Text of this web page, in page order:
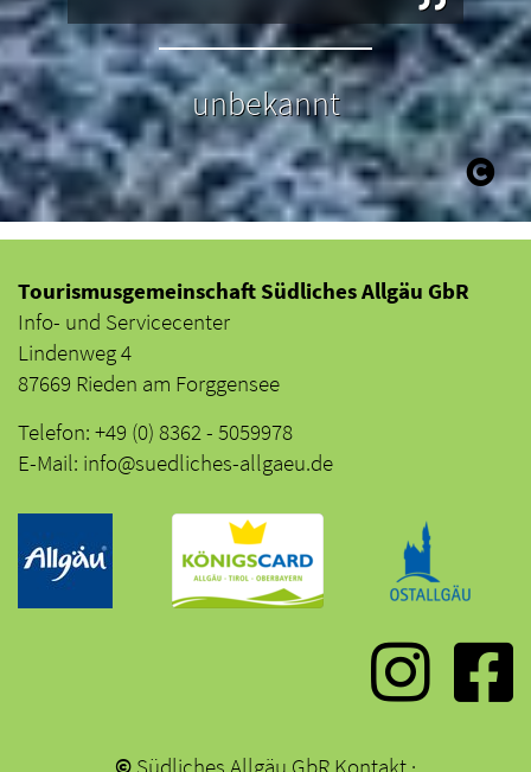
unbekannt
Tourismusgemeinschaft Südliches Allgäu GbR
Info- und Servicecenter
Lindenweg 4
87669 Rieden am Forggensee
Telefon: +49 (0) 8362 - 5059978
E-Mail: info@suedliches-allgaeu.de